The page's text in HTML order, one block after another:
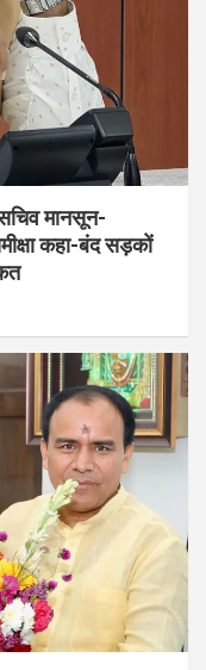
मानसून-
कहा-बंद सड़कों